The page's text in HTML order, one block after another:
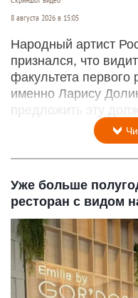
8 августа 2026 в 15:05
Народный артист
признался, что
факультета первого
именно Ларису
предложить эту
Уже больше
ресторан с видом